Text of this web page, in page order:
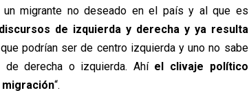
migrante no deseado en el país y al que es
de izquierda y derecha y ya resulta
podrían ser de centro izquierda y uno no sabe
derecha o izquierda. Ahíel clivaje político
“.